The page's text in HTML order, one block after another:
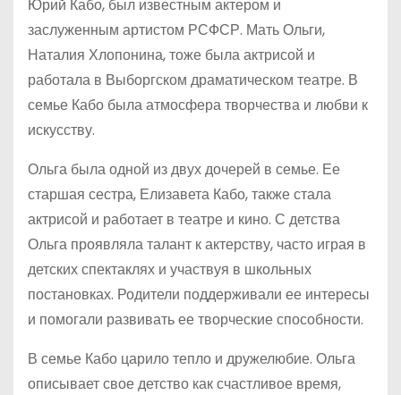
Юрий Кабо, был известным актером и
заслуженным артистом РСФСР. Мать Ольги,
Наталия Хлопонина, тоже была актрисой и
работала в Выборгском драматическом театре. В
семье Кабо была атмосфера творчества и любви к
искусству.
Ольга была одной из двух дочерей в семье. Ее
старшая сестра, Елизавета Кабо, также стала
актрисой и работает в театре и кино. С детства
Ольга проявляла талант к актерству, часто играя в
детских спектаклях и участвуя в школьных
постановках. Родители поддерживали ее интересы
и помогали развивать ее творческие способности.
В семье Кабо царило тепло и дружелюбие. Ольга
описывает свое детство как счастливое время,